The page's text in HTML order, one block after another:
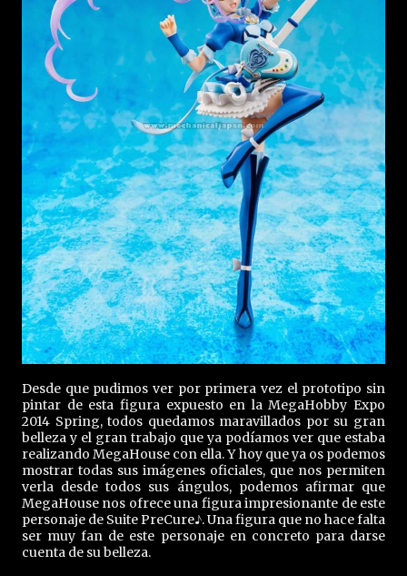
Desde que pudimos ver por primera vez el prototipo sin
pintar de esta figura expuesto en la MegaHobby Expo
2014 Spring, todos quedamos maravillados por su gran
belleza y el gran trabajo que ya podíamos ver que estaba
realizando MegaHouse con ella. Y hoy que ya os podemos
mostrar todas sus imágenes oficiales, que nos permiten
verla desde todos sus ángulos, podemos afirmar que
MegaHouse nos ofrece una figura impresionante de este
personaje de Suite PreCure♪. Una figura que no hace falta
ser muy fan de este personaje en concreto para darse
cuenta de su belleza.